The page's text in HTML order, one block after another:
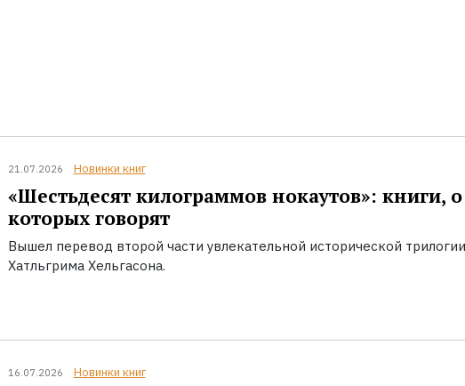
21.07.2026 Новинки книг
«Шестьдесят килограммов нокаутов»: книги, о
которых говорят
Вышел перевод второй части увлекательной исторической трилогии
Хатльгрима Хельгасона.
16.07.2026 Новинки книг